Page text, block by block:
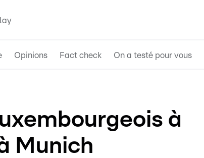
Opinions Fact check On a testé pour vous
à
Munich